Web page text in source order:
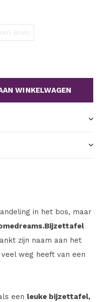
Bruin
WINKELWAGEN
in het bos, maar
Bijzettafel
zijn naam aan het
veel weg heeft van een
een leuke bijzettafel,